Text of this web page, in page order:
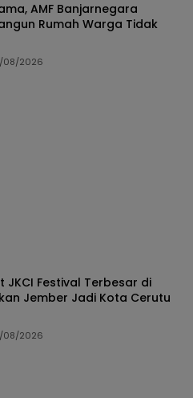
AMF Banjarnegara
Rumah Warga Tidak
08/2026
JKCI Festival Terbesar di
Jember Jadi Kota Cerutu
08/2026